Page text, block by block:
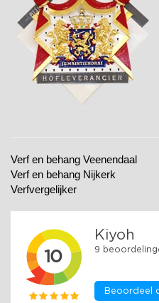
Verf en behang Veenendaal
Verf en behang Nijkerk
Verfvergelijker